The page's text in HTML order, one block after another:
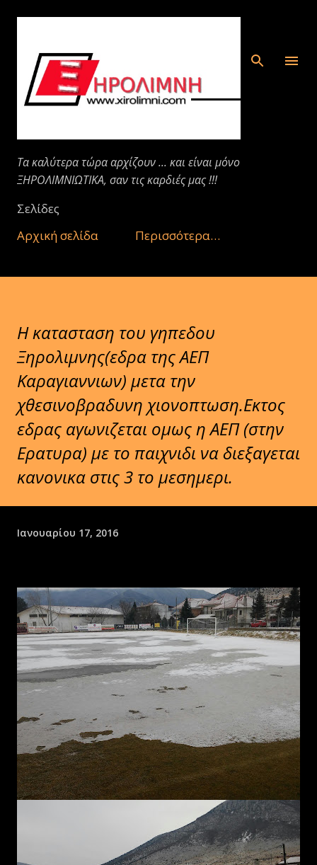
Μετάβαση στο κύριο περιεχόμενο
Τα καλύτερα τώρα αρχίζουν ... και είναι μόνο
ΞΗΡΟΛΙΜΝΙΩΤΙΚΑ, σαν τις καρδιές μας !!!
Σελίδες
Αρχική σελίδα
Περισσότερα…
Η κατασταση του γηπεδου
Ξηρολιμνης(εδρα της ΑΕΠ
Καραγιαννιων) μετα την
χθεσινοβραδυνη χιονοπτωση.Εκτος
εδρας αγωνιζεται ομως η ΑΕΠ (στην
Ερατυρα) με το παιχνιδι να διεξαγεται
κανονικα στις 3 το μεσημερι.
Ιανουαρίου 17, 2016